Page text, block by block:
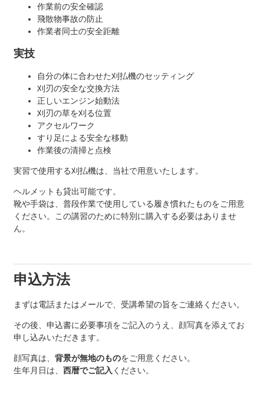
作業前の安全確認
飛散物事故の防止
作業者同士の安全距離
実技
自分の体に合わせた刈払機のセッティング
刈刃の安全な交換方法
正しいエンジン始動法
刈刃の草を刈る位置
アクセルワーク
すり足による安全な移動
作業後の清掃と点検
実習で使用する刈払機は、当社で用意いたします。
ヘルメットも貸出可能です。
靴や手袋は、普段作業で使用している履き慣れたものをご用意
ください。この講習のために特別に購入する必要はありませ
ん。
申込方法
まずは電話またはメールで、受講希望の旨をご連絡ください。
その後、申込書に必要事項をご記入のうえ、顔写真を添えてお
申し込みいただきます。
顔写真は、 背景が無地のものをご用意ください。
生年月日は、 西暦でご記入 ください。